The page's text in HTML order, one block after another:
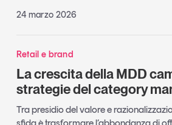
24 marzo 2026
Retail e brand
La crescita della MDD
strategie del category
Tra presidio del valore e